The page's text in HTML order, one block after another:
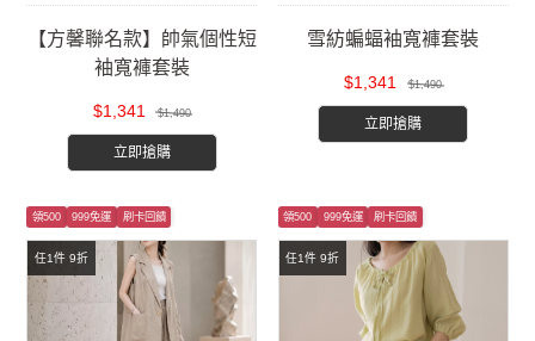
【方馨聯名款】帥氣個性短
袖寬褲套裝
$1,341 $1,490
立即搶購
雪紡蝙蝠袖寬褲套裝
$1,341 $1,490
立即搶購
任1件 9折
領500 999免運 刷卡回饋
任1件 9折
領500 999免運 刷卡回饋